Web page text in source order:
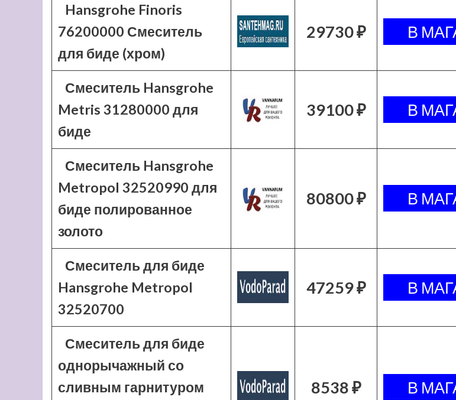
Hansgrohe Finoris
76200000 Смеситель
для биде (хром)
29730 ₽
Смеситель Hansgrohe
Metris 31280000 для
биде
39100 ₽
Смеситель Hansgrohe
Metropol 32520990 для
биде полированное
золото
80800 ₽
Смеситель для биде
Hansgrohe Metropol
32520700
47259 ₽
Смеситель для биде
однорычажный со
сливным гарнитуром
8538 ₽